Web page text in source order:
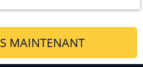
MAINTENANT